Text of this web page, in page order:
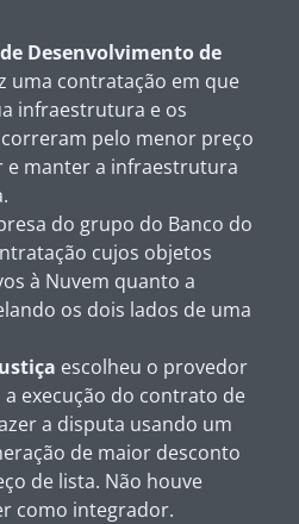
Desenvolvimento de
uma contratação em que
infraestrutura e os
pelo menor preço
e manter a infraestrutura
do grupo do Banco do
cujos objetos
à Nuvem quanto a
os dois lados de uma
escolheu o provedor
execução do contrato de
a disputa usando um
de maior desconto
de lista. Não houve
como integrador.